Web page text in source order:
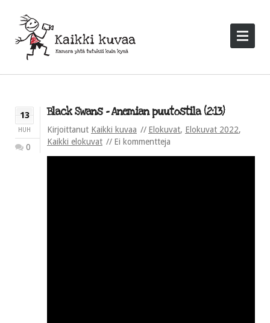
13
HUH
0
Black Swans – Anemian puutostila (2:13)
Kirjoittanut Kaikki kuvaa Elokuvat, Elokuvat 2022,
Kaikki elokuvat
Ei kommentteja